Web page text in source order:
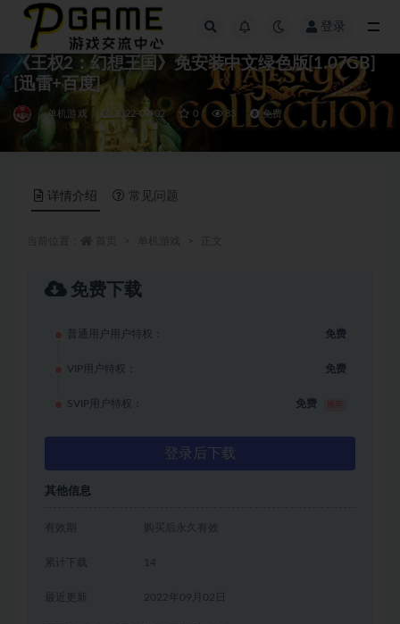
登录
《王权2：幻想王国》免安装中文绿色版[1.07GB]
[迅雷+百度]
单机游戏 2022-09-02 0 83 免费
详情介绍 常见问题
免费下载
普通用户用户特权： 免费
VIP用户特权： 免费
SVIP用户特权： 免费
登录后下载
其他信息
有效期 购买后永久有效
累计下载 14
2022年09月02日
全部